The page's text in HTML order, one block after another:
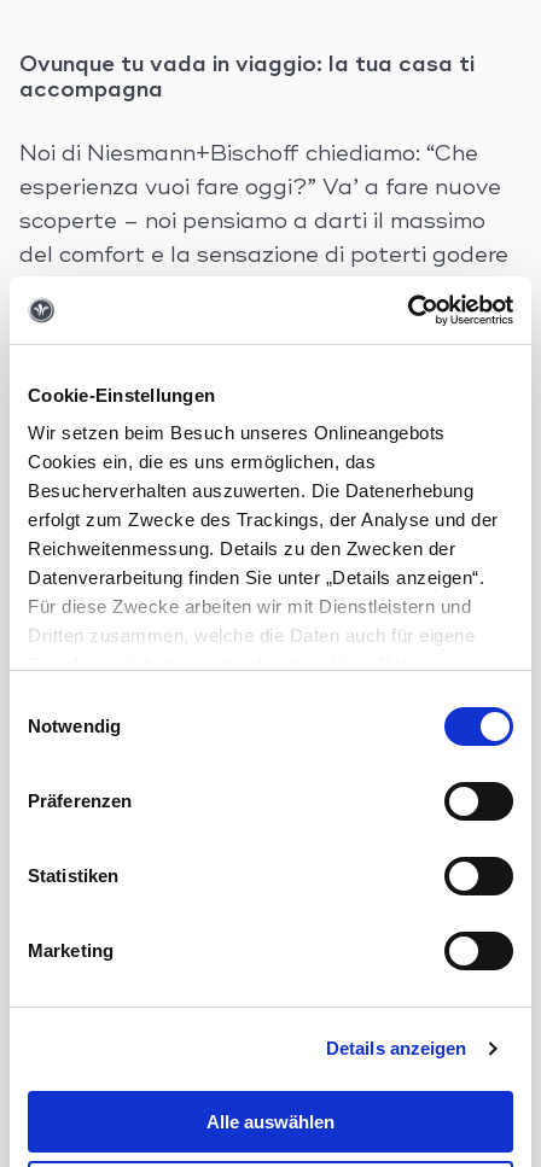
Cookie-Einstellungen
Wir setzen beim Besuch unseres Onlineangebots
Cookies ein, die es uns ermöglichen, das
Besucherverhalten auszuwerten. Die Datenerhebung
erfolgt zum Zwecke des Trackings, der Analyse und der
Reichweitenmessung. Details zu den Zwecken der
Datenverarbeitung finden Sie unter „Details anzeigen“.
Für diese Zwecke arbeiten wir mit Dienstleistern und
Dritten zusammen, welche die Daten auch für eigene
Cookies zulassen“ oder durch Auswählen einzelner
Cookies in der Detailansicht geben Sie Ihre Einwilligung
zur Verarbeitung Ihrer Daten zu den jeweiligen Zwecken.
Sie ist freiwillig, für die Nutzung des Onlineangebots nicht
Anklicken der Schaltfläche „Einwilligung widerrufen“.
auf unserer Webseite erteilte Einwilligung können Sie im
Notwendig
Präferenzen
Statistiken
Marketing
Details anzeigen
Alle auswählen
Ovunque tu vada in viaggio: la tua casa ti
accompagna
Noi di Niesmann+Bischoff chiediamo: “Che
esperienza vuoi fare oggi?” Va’ a fare nuove
scoperte – noi pensiamo a darti il massimo
del comfort e la sensazione di poterti godere
dinamico
individualità
2014
Il comfort inizia i suoi viaggi
strada per diventare un successo. Un design
fresco ed elegante, il brand facciale e il nuovo